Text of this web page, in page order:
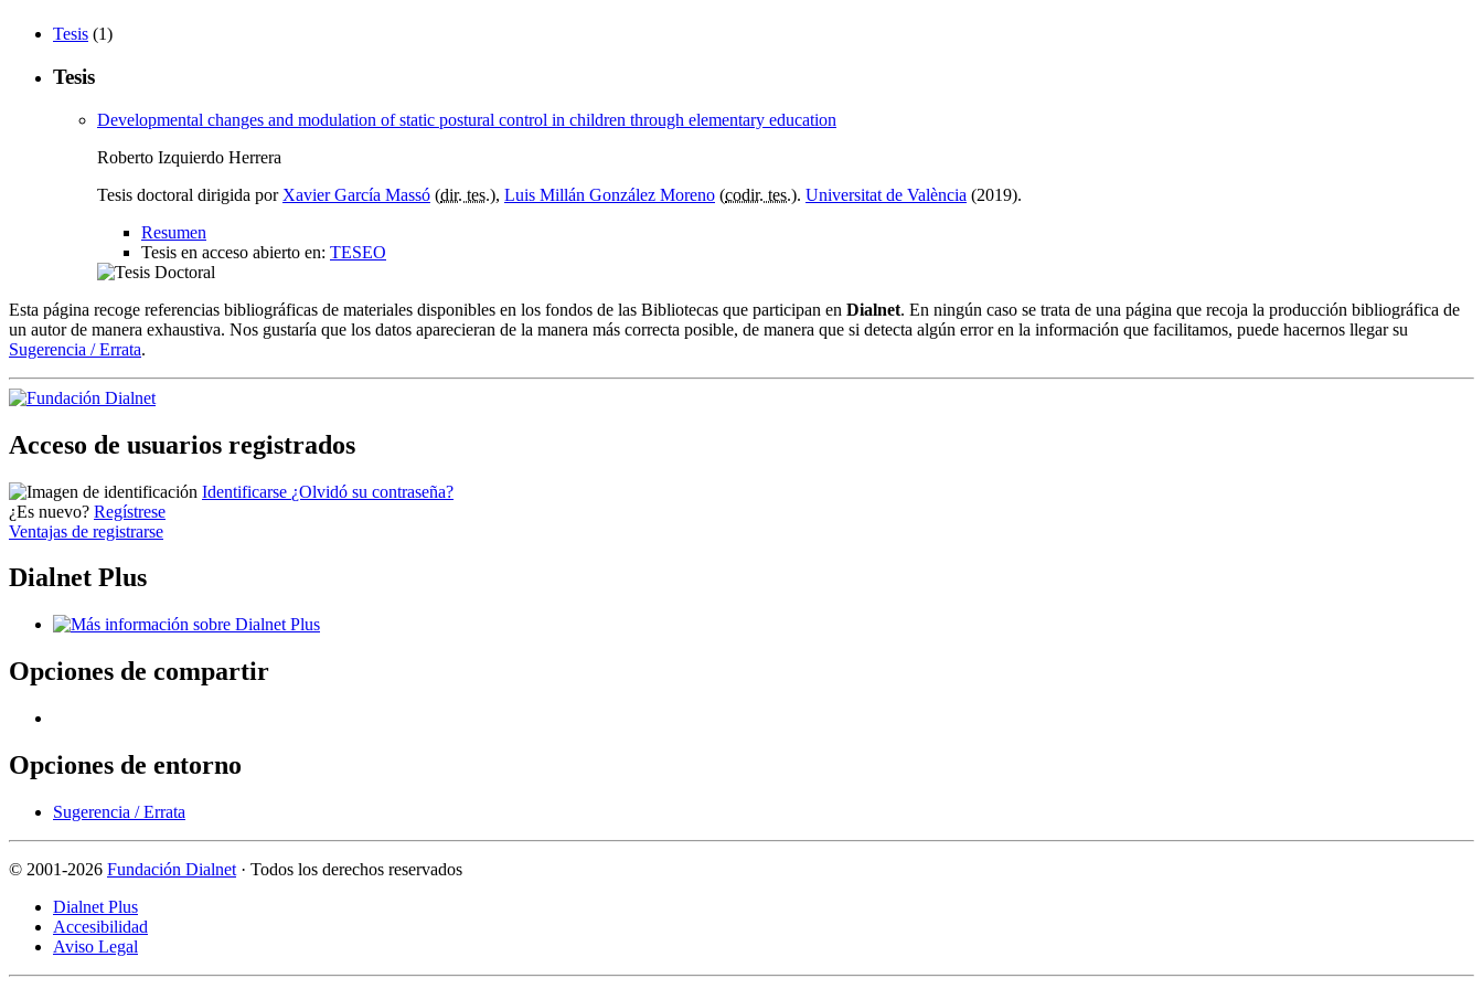
Tesis (1)
Tesis
Developmental changes and modulation of static postural control in children through elementary education
Roberto Izquierdo Herrera
Tesis doctoral dirigida por Xavier García Massó (dir. tes.), Luis Millán González Moreno (codir. tes.). Universitat de València (2019).
Resumen
Tesis en acceso abierto en: TESEO
Esta página recoge referencias bibliográficas de materiales disponibles en los fondos de las Bibliotecas que participan en Dialnet. En ningún caso se trata de una página que recoja la producción bibliográfica de
un autor de manera exhaustiva. Nos gustaría que los datos aparecieran de la manera más correcta posible, de manera que si detecta algún error en la información que facilitamos, puede hacernos llegar su
Sugerencia / Errata.
Acceso de usuarios registrados
Identificarse ¿Olvidó su contraseña?
¿Es nuevo? Regístrese
Ventajas de registrarse
Dialnet Plus
Opciones de compartir
Opciones de entorno
Sugerencia / Errata
© 2001-2026 Fundación Dialnet · Todos los derechos reservados
Dialnet Plus
Accesibilidad
Aviso Legal